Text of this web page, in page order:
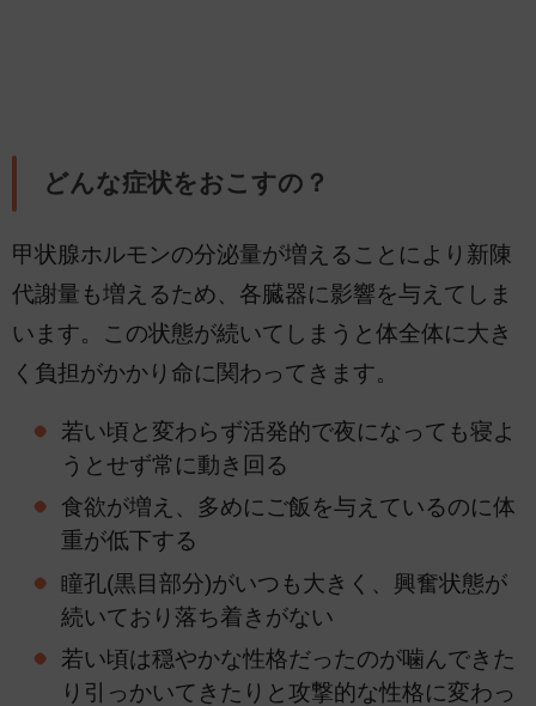
どんな症状をおこすの？
甲状腺ホルモンの分泌量が増えることにより新陳
代謝量も増えるため、各臓器に影響を与えてしま
います。この状態が続いてしまうと体全体に大き
く負担がかかり命に関わってきます。
若い頃と変わらず活発的で夜になっても寝よ
うとせず常に動き回る
食欲が増え、多めにご飯を与えているのに体
重が低下する
瞳孔(黒目部分)がいつも大きく、興奮状態が
続いており落ち着きがない
若い頃は穏やかな性格だったのが噛んできた
り引っかいてきたりと攻撃的な性格に変わっ